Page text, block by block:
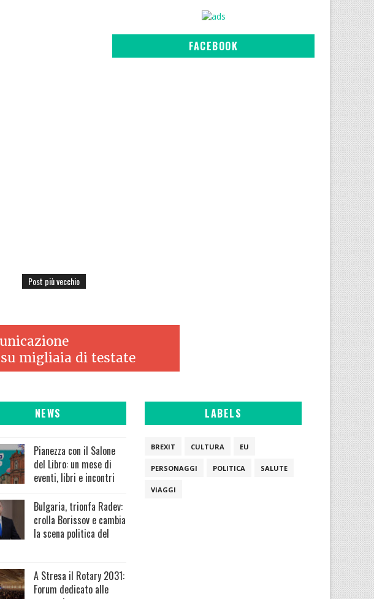
Post più vecchio
FACEBOOK
NEWS
Pianezza con il Salone
del Libro: un mese di
eventi, libri e incontri
Bulgaria, trionfa Radev:
crolla Borissov e cambia
la scena politica del
A Stresa il Rotary 2031:
Forum dedicato alle
LABELS
BREXIT CULTURA EU
PERSONAGGI POLITICA SALUTE
VIAGGI